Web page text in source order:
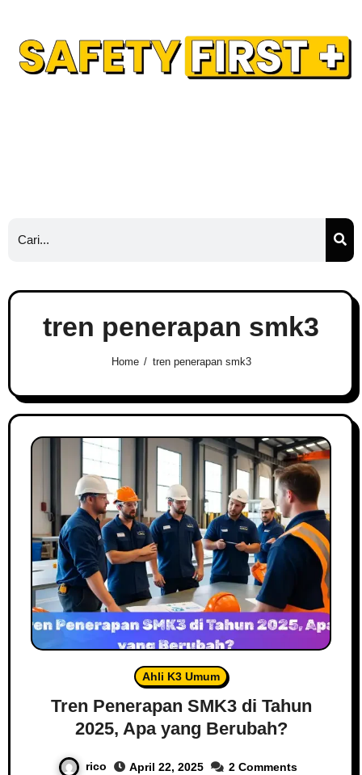
tren penerapan smk3
Home tren penerapan smk3
Ahli K3 Umum
Tren Penerapan SMK3 di Tahun
2025, Apa yang Berubah?
rico April 22, 2025 2 Comments